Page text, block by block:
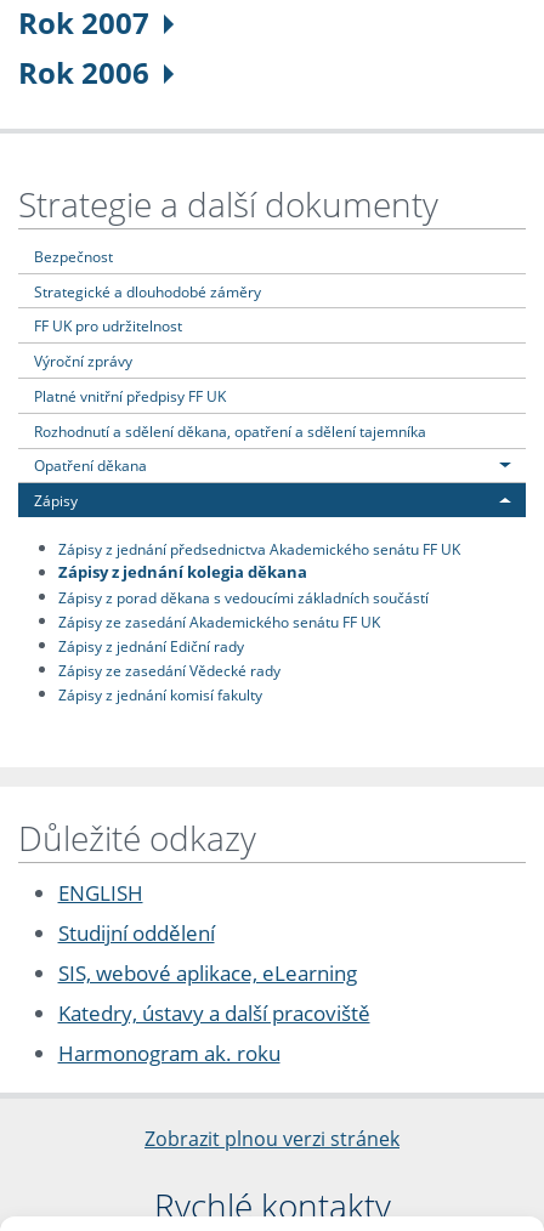
Rok 2007
Rok 2006
Strategie a další dokumenty
Bezpečnost
Strategické a dlouhodobé záměry
FF UK pro udržitelnost
Výroční zprávy
Platné vnitřní předpisy FF UK
Rozhodnutí a sdělení děkana, opatření a sdělení tajemníka
Opatření děkana
Zápisy
Zápisy z jednání předsednictva Akademického senátu FF UK
Zápisy z jednání kolegia děkana
Zápisy z porad děkana s vedoucími základních součástí
Zápisy ze zasedání Akademického senátu FF UK
Zápisy z jednání Ediční rady
Zápisy ze zasedání Vědecké rady
Zápisy z jednání komisí fakulty
Důležité odkazy
ENGLISH
Studijní oddělení
SIS, webové aplikace, eLearning
Katedry, ústavy a další pracoviště
Harmonogram ak. roku
Zobrazit plnou verzi stránek
Rychlé kontakty